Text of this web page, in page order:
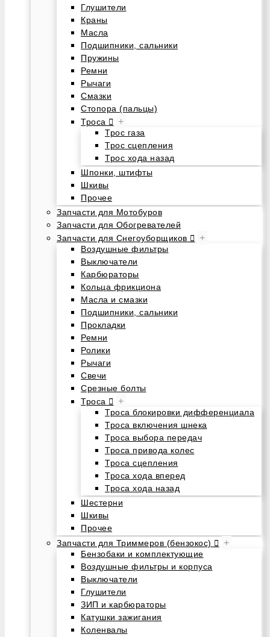
Глушители
Краны
Масла
Подшипники, сальники
Пружины
Ремни
Рычаги
Смазки
Стопора (пальцы)
Троса
+
Трос газа
Трос сцепления
Трос хода назад
Шпонки, штифты
Шкивы
Прочее
Запчасти для Мотобуров
Запчасти для Обогревателей
Запчасти для Снегоуборщиков
+
Воздушные фильтры
Выключатели
Карбюраторы
Кольца фрикциона
Масла и смазки
Подшипники, сальники
Прокладки
Ремни
Ролики
Рычаги
Свечи
Срезные болты
Троса
+
Троса блокировки дифференциала
Троса включения шнека
Троса выбора передач
Троса привода колес
Троса сцепления
Троса хода вперед
Троса хода назад
Шестерни
Шкивы
Прочее
Запчасти для Триммеров (бензокос)
+
Бензобаки и комплектующие
Воздушные фильтры и корпуса
Выключатели
Глушители
ЗИП и карбюраторы
Катушки зажигания
Коленвалы